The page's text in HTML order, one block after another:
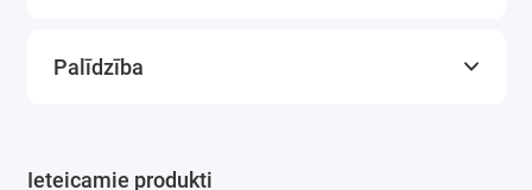
Palīdzība
Ieteicamie produkti